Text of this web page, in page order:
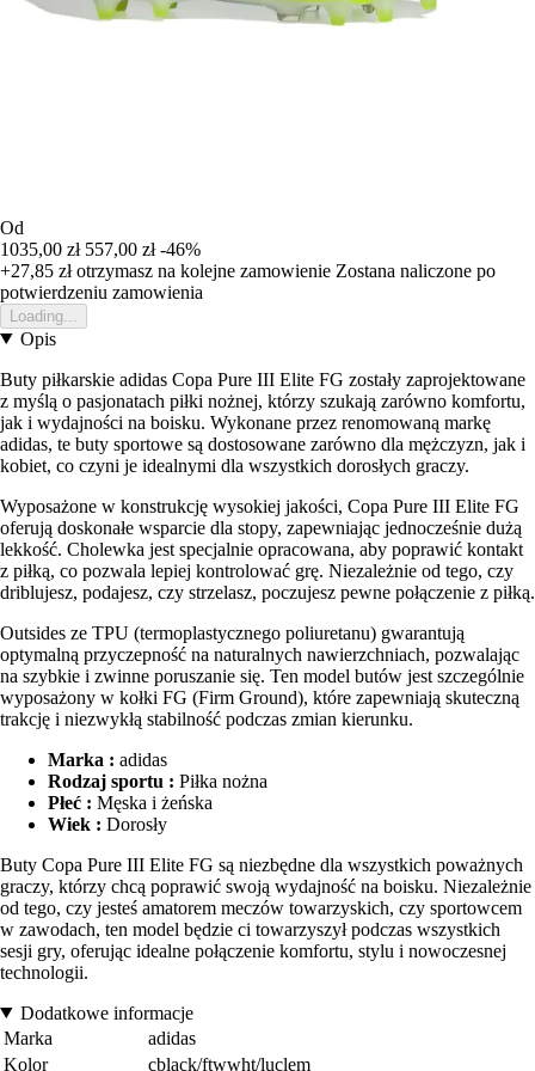
Od
1035,00 zł 557,00 zł -46%
+27,85 złotrzymasz na kolejne zamowienie Zostana naliczone po
potwierdzeniu zamowienia
Loading...
Opis
Buty piłkarskie adidas Copa Pure III Elite FG zostały zaprojektowane
z myślą o pasjonatach piłki nożnej, którzy szukają zarówno komfortu,
jak i wydajności na boisku. Wykonane przez renomowaną markę
adidas, te buty sportowe są dostosowane zarówno dla mężczyzn, jak i
kobiet, co czyni je idealnymi dla wszystkich dorosłych graczy.
Wyposażone w konstrukcję wysokiej jakości, Copa Pure III Elite FG
oferują doskonałe wsparcie dla stopy, zapewniając jednocześnie dużą
lekkość. Cholewka jest specjalnie opracowana, aby poprawić kontakt
z piłką, co pozwala lepiej kontrolować grę. Niezależnie od tego, czy
driblujesz, podajesz, czy strzelasz, poczujesz pewne połączenie z piłką.
Outsides ze TPU (termoplastycznego poliuretanu) gwarantują
optymalną przyczepność na naturalnych nawierzchniach, pozwalając
na szybkie i zwinne poruszanie się. Ten model butów jest szczególnie
wyposażony w kołki FG (Firm Ground), które zapewniają skuteczną
trakcję i niezwykłą stabilność podczas zmian kierunku.
Marka : adidas
Rodzaj sportu : Piłka nożna
Płeć : Męska i żeńska
Wiek : Dorosły
Buty Copa Pure III Elite FG są niezbędne dla wszystkich poważnych
graczy, którzy chcą poprawić swoją wydajność na boisku. Niezależnie
od tego, czy jesteś amatorem meczów towarzyskich, czy sportowcem
w zawodach, ten model będzie ci towarzyszył podczas wszystkich
sesji gry, oferując idealne połączenie komfortu, stylu i nowoczesnej
technologii.
Dodatkowe informacje
Marka
adidas
Kolor
cblack/ftwwht/luclem